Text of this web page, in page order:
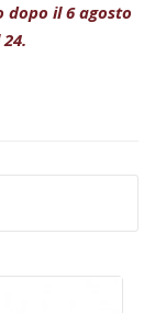
dopo il 6 agosto